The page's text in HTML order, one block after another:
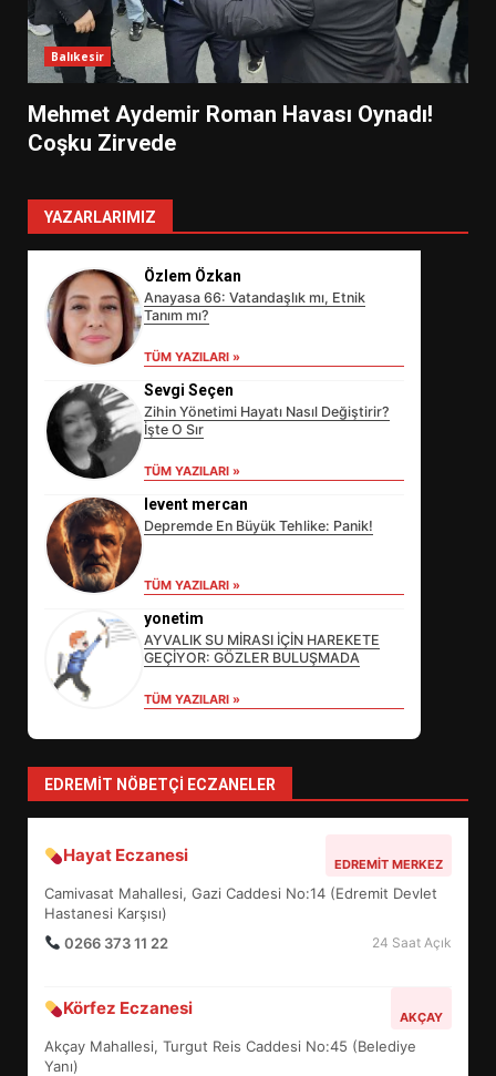
Balıkesir
Mehmet Aydemir Roman Havası Oynadı!
Coşku Zirvede
YAZARLARIMIZ
Özlem Özkan
Anayasa 66: Vatandaşlık mı, Etnik
Tanım mı?
TÜM YAZILARI »
Sevgi Seçen
Zihin Yönetimi Hayatı Nasıl Değiştirir?
İşte O Sır
TÜM YAZILARI »
levent mercan
Depremde En Büyük Tehlike: Panik!
TÜM YAZILARI »
yonetim
AYVALIK SU MİRASI İÇİN HAREKETE
GEÇİYOR: GÖZLER BULUŞMADA
TÜM YAZILARI »
EDREMIT NÖBETÇI ECZANELER
Hayat Eczanesi EDREMIT MERKEZ
Camivasat Mahallesi, Gazi Caddesi No:14 (Edremit Devlet
Hastanesi Karşısı)
0266 373 11 22
24 Saat Açık
Körfez Eczanesi AKÇAY
Akçay Mahallesi, Turgut Reis Caddesi No:45 (Belediye
Yanı)
SÜRDÜRÜLEBİLİRLİKTE NE
DEĞİŞECEK?
4
5
BALIKESİR MÜZELERİNDE SÜRE
UZATILDI: NE DEĞİŞTİ?
6
TURNUVASI KAYITLARI NEYİ